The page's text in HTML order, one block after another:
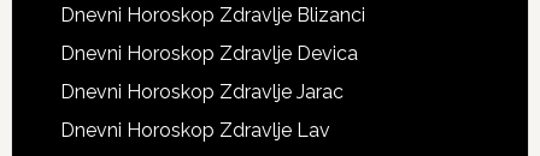
Dnevni Horoskop Zdravlje Blizanci
Dnevni Horoskop Zdravlje Devica
Dnevni Horoskop Zdravlje Jarac
Dnevni Horoskop Zdravlje Lav